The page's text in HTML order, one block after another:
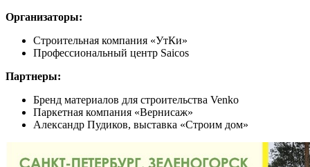
Организаторы:
Строительная компания «УтКи»
Профессиональный центр Saicos
Партнеры:
Бренд материалов для строительства Venko
Паркетная компания «Вернисаж»
Александр Пудиков, выставка «Строим дом»